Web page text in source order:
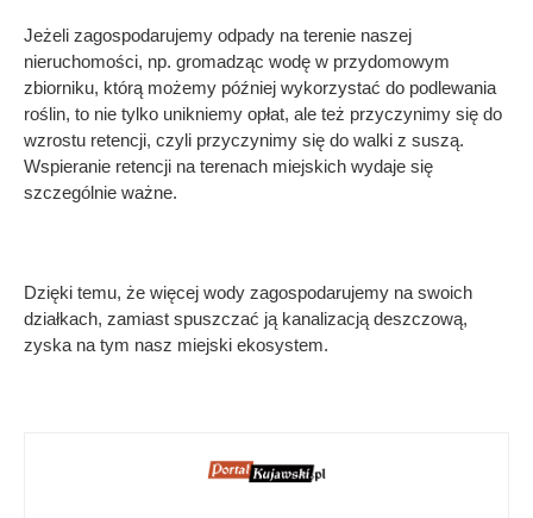
Jeżeli zagospodarujemy odpady na terenie naszej
nieruchomości, np. gromadząc wodę w przydomowym
zbiorniku, którą możemy później wykorzystać do podlewania
roślin, to nie tylko unikniemy opłat, ale też przyczynimy się do
wzrostu retencji, czyli przyczynimy się do walki z suszą.
Wspieranie retencji na terenach miejskich wydaje się
szczególnie ważne.
Dzięki temu, że więcej wody zagospodarujemy na swoich
działkach, zamiast spuszczać ją kanalizacją deszczową,
zyska na tym nasz miejski ekosystem.